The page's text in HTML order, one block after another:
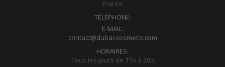
France
TÉLÉPHONE:
E-MAIL:
contact@dubai-cosmetix.com
HORAIRES:
Tous les jours de 11h à 20h